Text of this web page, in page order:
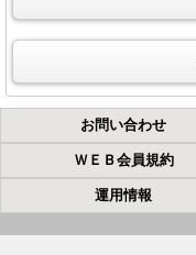
お問い合わせ
ＷＥＢ会員規約
運用情報